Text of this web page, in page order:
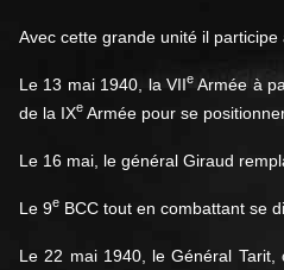
Avec cette grande unité il participe
Le 13 mai 1940, la VIIeArmée à
de la IXe Armée pour se
Le 16 mai, le général Giraud
Le 9e BCC tout en combattant se
Le 22 mai 1940, le Général Tarit,